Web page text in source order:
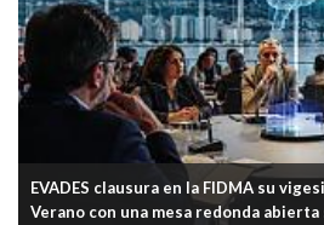
EVADES clausura en la FIDMA su
Verano con una mesa redonda